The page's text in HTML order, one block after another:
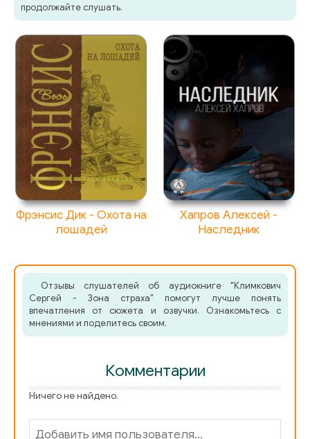
069
070
071
072
073
074
075
077
078
079
083
продолжайте слушать.
Фрэнсис Дик - Охота на
лошадей
Хапров Алексей -
Наследник
Отзывы слушателей об аудиокниге "Климкович
Сергей - Зона страха" помогут лучше понять
впечатления от сюжета и озвучки. Ознакомьтесь с
мнениями и поделитесь своим.
Комментарии
Ничего не найдено.